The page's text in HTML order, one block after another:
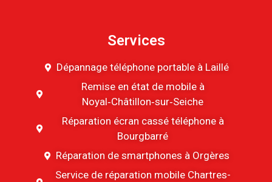
Services
Dépannage téléphone portable à Laillé
Remise en état de mobile à
Noyal‑Châtillon‑sur‑Seiche
Réparation écran cassé téléphone à
Bourgbarré
Réparation de smartphones à Orgères
Service de réparation mobile Chartres-